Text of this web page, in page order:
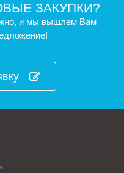
ЗАКУПКИ?
и мы вышлем Вам